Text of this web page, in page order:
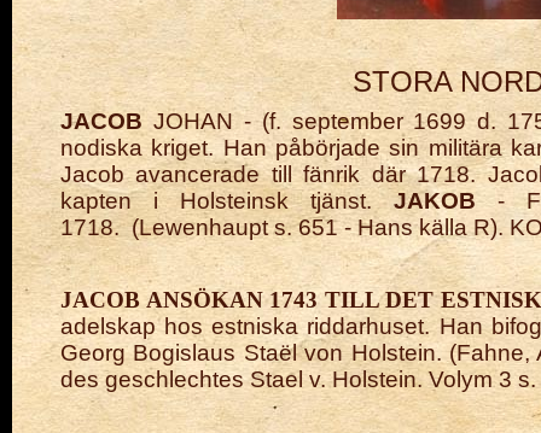
STORA
JACOB JOHAN - (f. september 1699 d.
nodiska kriget. Han påbörjade sin militära
Jacob avancerade till fänrik där 1718.
kapten i Holsteinsk tjänst. JAKOB-
1718. (Lewenhaupt s. 651 - Hans källa R).
JACOB ANSÖKAN 1743 TILL DET
adelskap hos estniska riddarhuset. Han
Georg Bogislaus Staël von Holstein.
des geschlechtes Stael v. Holstein. Volym 3